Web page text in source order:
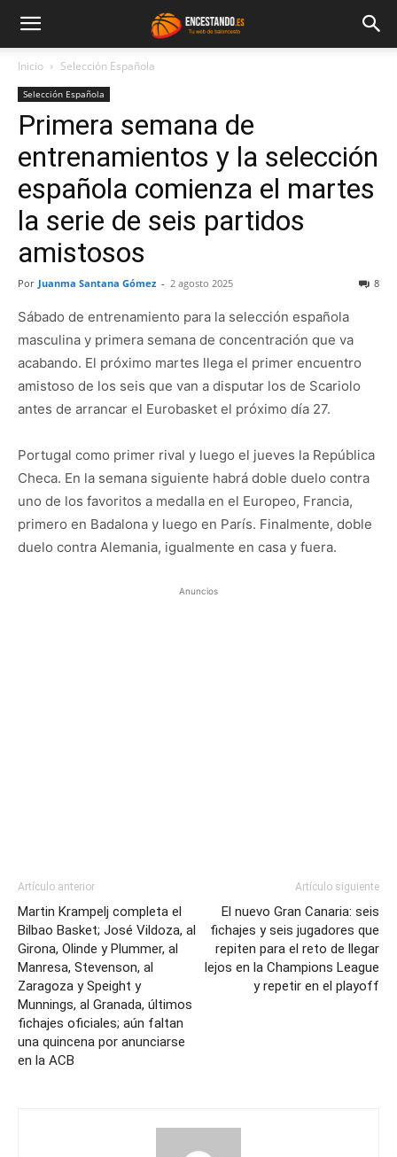
Inicio Selección Española
Selección Española
Primera semana de
entrenamientos y la selección
española comienza el martes
la serie de seis partidos
amistosos
Por Juanma Santana Gómez - 2 agosto 2025 8
Sábado de entrenamiento para la selección española
masculina y primera semana de concentración que va
acabando. El próximo martes llega el primer encuentro
amistoso de los seis que van a disputar los de Scariolo
antes de arrancar el Eurobasket el próximo día 27.
Portugal como primer rival y luego el jueves la República
Checa. En la semana siguiente habrá doble duelo contra
uno de los favoritos a medalla en el Europeo, Francia,
primero en Badalona y luego en París. Finalmente, doble
duelo contra Alemania, igualmente en casa y fuera.
Anuncios
Artículo anterior
Martin Krampelj completa el
Bilbao Basket; José Vildoza, al
Girona, Olinde y Plummer, al
Manresa, Stevenson, al
Zaragoza y Speight y
Munnings, al Granada, últimos
fichajes oficiales; aún faltan
una quincena por anunciarse
en la ACB
Artículo siguiente
El nuevo Gran Canaria: seis
fichajes y seis jugadores que
repiten para el reto de llegar
lejos en la Champions League
y repetir en el playoff